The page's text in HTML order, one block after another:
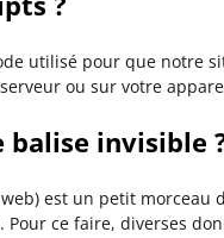
utilisé pour que notre
ou sur votre
balise invisible
est un petit
ce faire, diverses